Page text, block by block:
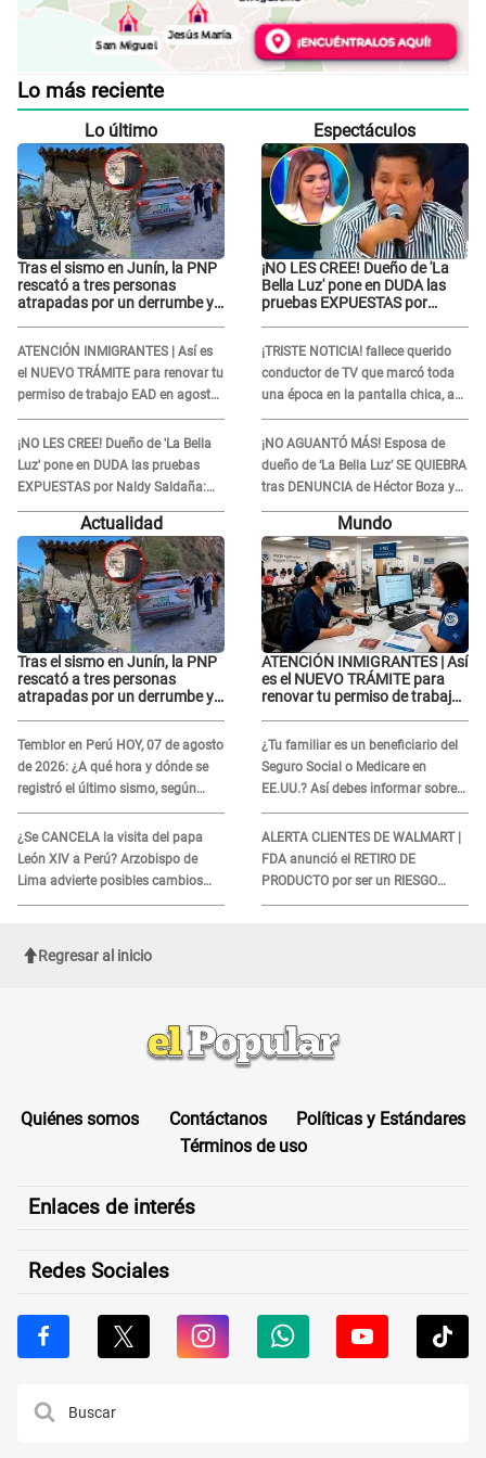
Lo más reciente
Lo último
Tras el sismo en Junín, la PNP
rescató a tres personas
atrapadas por un derrumbe y
emergencia
ATENCIÓN INMIGRANTES | Así es
el NUEVO TRÁMITE para renovar tu
permiso de trabajo EAD en agosto
del 2026
¡NO LES CREE! Dueño de 'La Bella
Luz' pone en DUDA las pruebas
EXPUESTAS por Naldy Saldaña:
“Quizá se han editado...”
Espectáculos
¡NO LES CREE! Dueño de 'La
Bella Luz' pone en DUDA las
pruebas EXPUESTAS por
¡TRISTE NOTICIA! fallece querido
conductor de TV que marcó toda
una época en la pantalla chica, así
fue su repentino adiós
¡NO AGUANTÓ MÁS! Esposa de
dueño de ‘La Bella Luz’ SE QUIEBRA
tras DENUNCIA de Héctor Boza y
ARREMETE contra Claudia Salazar
Actualidad
Tras el sismo en Junín, la PNP
rescató a tres personas
atrapadas por un derrumbe y
Temblor en Perú HOY, 07 de agosto
de 2026: ¿A qué hora y dónde se
registró el último sismo, según
IGP?
¿Se CANCELA la visita del papa
León XIV a Perú? Arzobispo de
Lima advierte posibles cambios
por fénomeno El Niño
Mundo
ATENCIÓN INMIGRANTES | Así
es el NUEVO TRÁMITE para
renovar tu permiso de trabajo
¿Tu familiar es un beneficiario del
Seguro Social o Medicare en
EE.UU.? Así debes informar sobre
su muerte para EVITAR COBROS
ALERTA CLIENTES DE WALMART |
FDA anunció el RETIRO DE
PRODUCTO por ser un RIESGO
MORTAL para consumidores: ¿Cuál
Regresar al inicio
Quiénes somos Contáctanos
Políticas y Estándares
Términos de uso
Enlaces de interés
Redes Sociales